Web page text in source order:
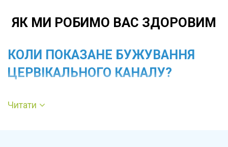
ЯК МИ РОБИМО ВАС ЗДОРОВИМ
КОЛИ ПОКАЗАНЕ БУЖУВАННЯ
ЦЕРВІКАЛЬНОГО КАНАЛУ?
Втручання рекомендоване при стенозі або
Читати